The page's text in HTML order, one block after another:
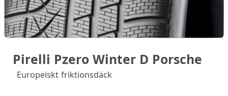
Pirelli Pzero Winter D Porsche
Europeiskt friktionsdäck